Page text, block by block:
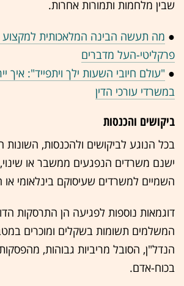
שבין מלחמות ותמורות אחרות.
● מה תעשה הבינה המלאכותית למקצוע
פרקליטי-העל מדברים
● "עולם חיובי השעות ילך ויתפייד": איך
במשרדי עורכי הדין
ביקושים והכנסות
בכל הנוגע לביקושים ולהכנסות,
ישנם משרדים הנפגעים ממשבר או שינוי,
השמיים למשרדים שעיסוקם בינלאומי או
דוגמאות נוספות לפגיעה הן התרסקות
המשלמים תשומות בשקלים ומוכרים
הנדל"ן, הסובל מריביות גבוהות,
בכוח-אדם.